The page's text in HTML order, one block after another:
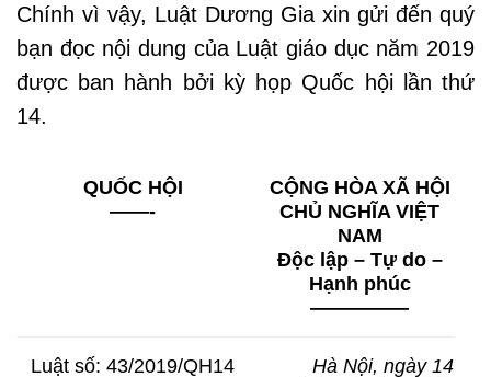
Chính vì vậy, Luật Dương Gia xin gửi đến quý
bạn đọc nội dung của Luật giáo dục năm 2019
được ban hành bởi kỳ họp Quốc hội lần thứ
14.
QUỐC HỘI
——-
CỘNG HÒA XÃ HỘI
CHỦ NGHĨA VIỆT
NAM
Độc lập – Tự do –
Hạnh phúc
—————
Luật số: 43/2019/QH14
Hà Nội, ngày 14